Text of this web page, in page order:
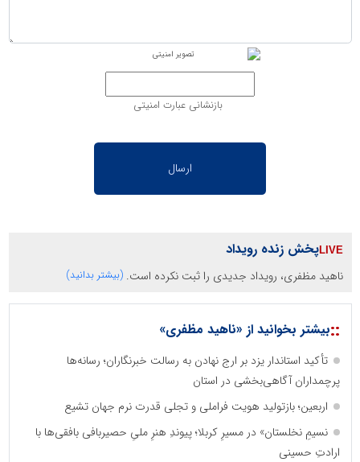
بازنشانی عبارت امنیتی
پخش زنده رویداد
ناهید مظفری، رویداد جدیدی را ثبت نکرده است. (بیشتر بدانید)
::بیشتر بخوانید از «ناهید مظفری»
تأکید استاندار یزد بر ارج نهادن به رسالت خبرنگاران؛ رسانه‌ها
پرچمداران آگاهی‌بخشی در استان
اربعین؛ بازتولید هویت فراملی و تجلی قدرت نرم جهان تشیع
نسیمِ نخلستان» در مسیرِ کربلا؛ پیوندِ هنرِ ملیِ حصیربافی بافقی‌ها با
ارادتِ حسینی